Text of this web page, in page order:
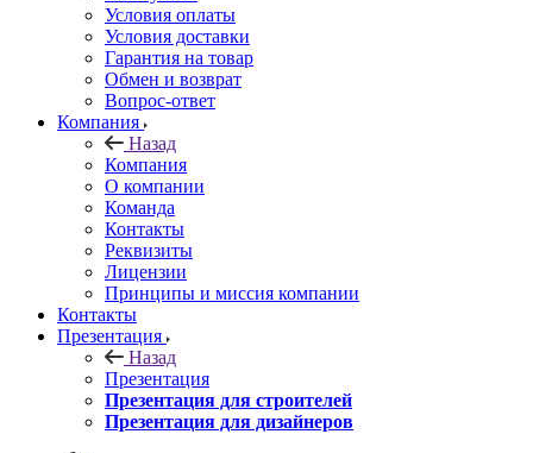
Условия оплаты
Условия доставки
Гарантия на товар
Обмен и возврат
Вопрос-ответ
Компания
Назад
Компания
О компании
Команда
Контакты
Реквизиты
Лицензии
Принципы и миссия компании
Контакты
Презентация
Назад
Презентация
Презентация для строителей
Презентация для дизайнеров